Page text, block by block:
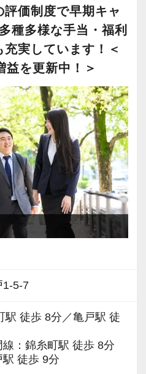
たい」という気持ちを
格を持っていなくて
リアアップが可能で
で、安心して職務経験
けられます！
を磨きながらステップ
？
節税・融資・税務調査に
益、顧問先数2500以
に成長中です。
社いただく来所型サー
ト以上運営しており、
毎年400件以上増加！
士が在籍しているの
価制度で早期キャ
種多様な手当・福利
実しています！＜
益を更新中！＞
1-5-7
駅 徒歩 8分／亀戸駅 徒
線：錦糸町駅 徒歩 8分
徒歩 9分